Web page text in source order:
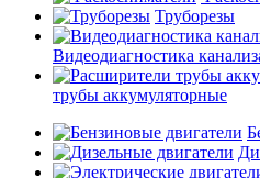
Труборезы
Видеодиагностика
трубы аккумуляторные